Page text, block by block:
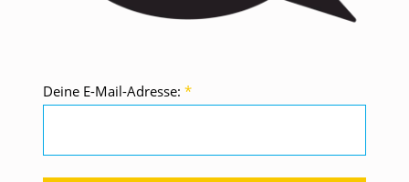
Deine E-Mail-Adresse: *